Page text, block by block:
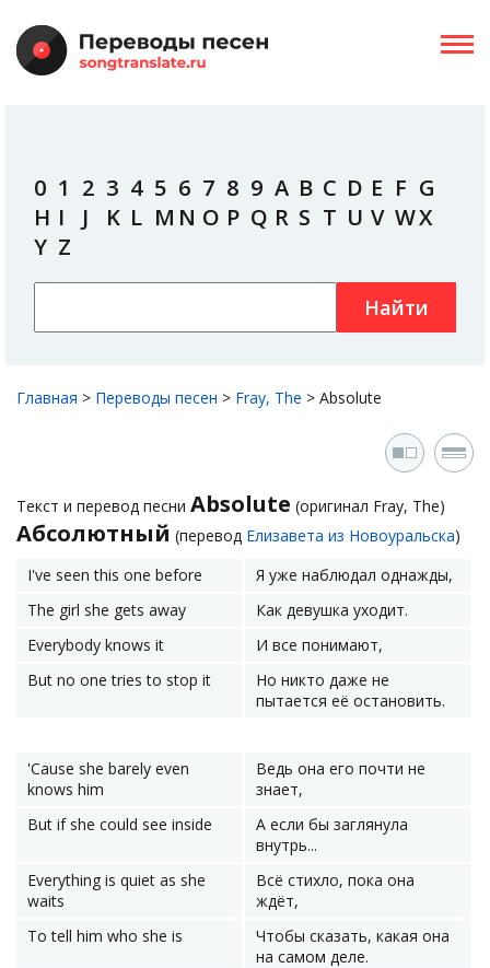
0 1 2 3 4 5 6 7 8 9 A B C D E F G
H I J K L M N O P Q R S T U V WX
Y Z
Найти
Главная > Переводы песен > Fray, The > Absolute
Текст и перевод песни Absolute (оригинал Fray, The)
Абсолютный (перевод Елизавета из Новоуральска)
I've seen this one before
Я уже наблюдал однажды,
The girl she gets away
Как девушка уходит.
Everybody knows it
И все понимают,
But no one tries to stop it
Но никто даже не
пытается её остановить.
'Cause she barely even
knows him
Ведь она его почти не
знает,
But if she could see inside
А если бы заглянула
внутрь...
Everything is quiet as she
waits
Всё стихло, пока она
ждёт,
To tell him who she is
Чтобы сказать, какая она
на самом деле.